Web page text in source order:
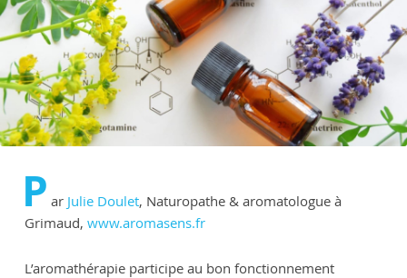
P ar Julie Doulet, Naturopathe & aromatologue à
Grimaud, www.aromasens.fr
L’aromathérapie participe au bon fonctionnement